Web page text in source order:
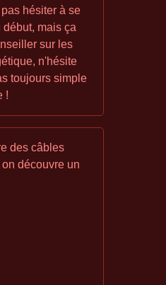
hésiter à se
mais ça
sur les
n'hésite
toujours simple
!
des câbles
découvre un